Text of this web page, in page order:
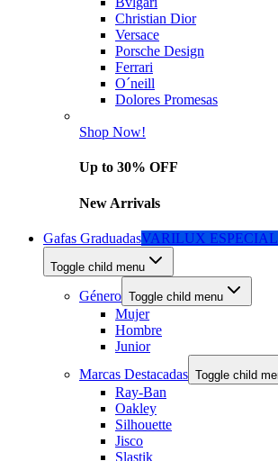
Christian Dior
Versace
Porsche Design
Ferrari
O´neill
Dolores Promesas
Shop Now!
Up to 30% OFF
New Arrivals
Gafas GraduadasVARILUX
Toggle child menu
Género Toggle child menu
Mujer
Hombre
Junior
Marcas Destacadas Toggle child
Ray-Ban
Oakley
Silhouette
Jisco
Slastik